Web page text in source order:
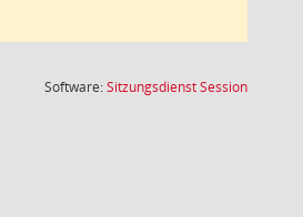
Software:SitzungsdienstSession(Wird in